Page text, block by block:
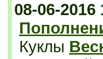
08-06-2016
Куклы